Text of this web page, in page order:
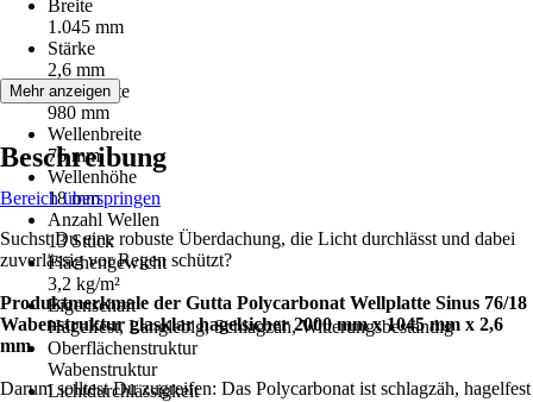
Breite
1.045 mm
Stärke
2,6 mm
Deckbreite
980 mm
Wellenbreite
76 mm
Wellenhöhe
18 mm
Anzahl Wellen
13 Stück
Flächengewicht
3,2 kg/m²
Eigenschaft
Hagelfest, Langlebig, Schlagzäh, Witterungsbeständig
Oberflächenstruktur
Wabenstruktur
Lichtdurchlässigkeit
Mehr anzeigen
Beschreibung
Bereich überspringen
Suchst Du eine robuste Überdachung, die Licht durchlässt und dabei
zuverlässig vor Regen schützt?
Produktmerkmale der Gutta Polycarbonat Wellplatte Sinus 76/18
Wabenstruktur glasklar hagelsicher 2000 mm x 1045 mm x 2,6
mm
Darum solltest Du zugreifen: Das Polycarbonat ist schlagzäh, hagelfest